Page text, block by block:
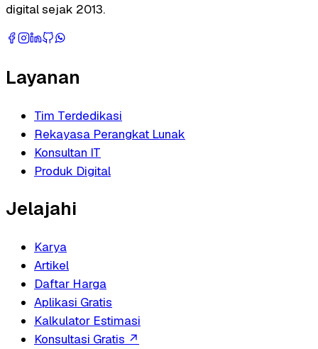
digital sejak 2013.
Layanan
Tim Terdedikasi
Rekayasa Perangkat Lunak
Konsultan IT
Produk Digital
Jelajahi
Karya
Artikel
Daftar Harga
Aplikasi Gratis
Kalkulator Estimasi
Konsultasi Gratis ↗